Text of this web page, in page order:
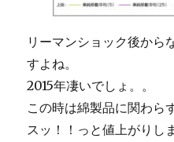
リーマンショック後から
すよね。
2015年凄いでしょ。。
この時は綿製品に関わら
スッ！！っと値上がりし